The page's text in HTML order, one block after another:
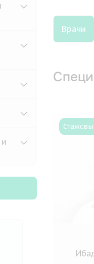
Врачи
Стаж